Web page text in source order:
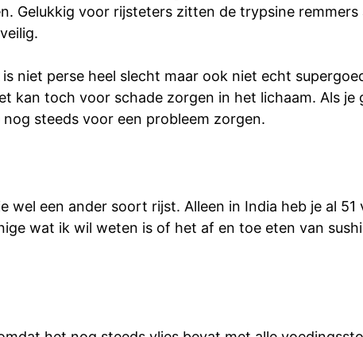
Gelukkig voor rijsteters zitten de trypsine remmers
niet perse heel slecht maar ook niet echt
kan toch voor schade zorgen in het lichaam. Als je
steeds voor een probleem zorgen.
een ander soort rijst. Alleen in India heb je al
wat ik wil weten is of het af en toe eten van